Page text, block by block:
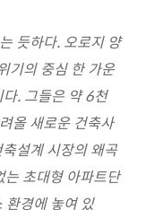
듯하다. 오로지 양
기의 중심 한 가운
. 그들은 약 6천
올 새로운 건축사
설계 시장의 왜곡
초대형 아파트단
환경에 놓여 있